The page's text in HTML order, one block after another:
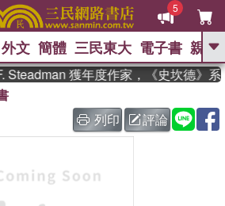
5
GO
、 如果歷史是一群喵 、 暑期
國際布克獎 臺灣漫遊錄 、 方
外文 簡體 三民東大 電子書 親子
獲年度作家，《史坎德》系
列印
評論